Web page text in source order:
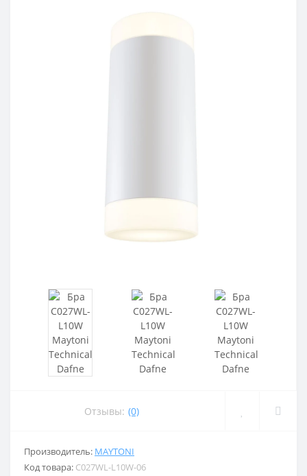
Отзывы: (0)
Производитель: MAYTONI
Код товара: C027WL-L10W-06